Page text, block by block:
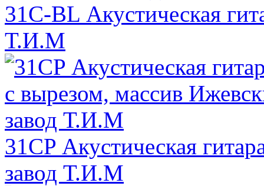
31C-BL Акустическая
Т.И.М
31CP Акустическая
завод Т.И.М